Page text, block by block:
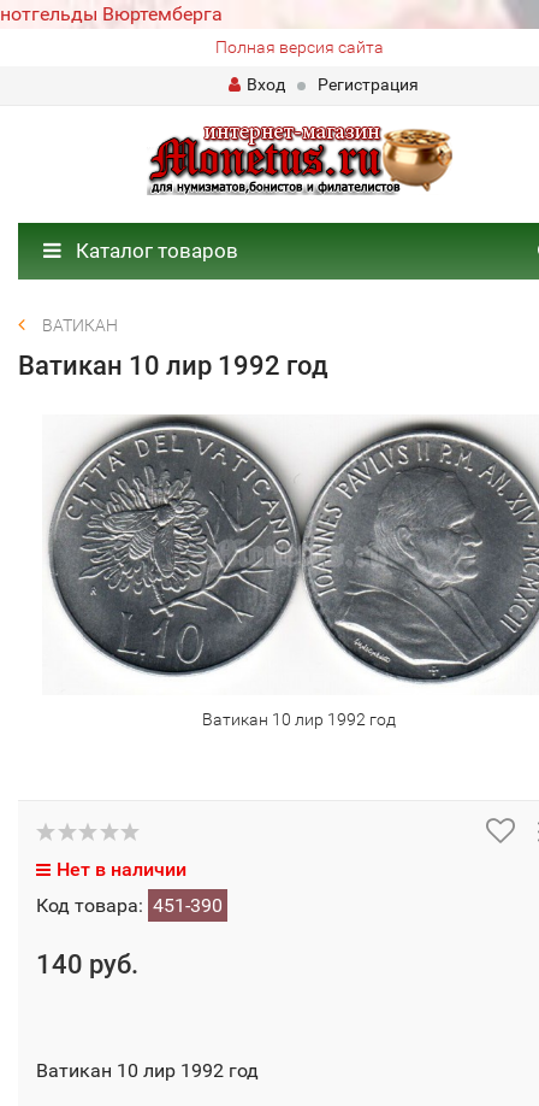
нотгельды Вюртемберга
Полная версия сайта
Вход
Регистрация
Каталог товаров
ВАТИКАН
Ватикан 10 лир 1992 год
Ватикан 10 лир 1992 год
Нет в наличии
Код товара: 451-390
140 руб.
Ватикан 10 лир 1992 год